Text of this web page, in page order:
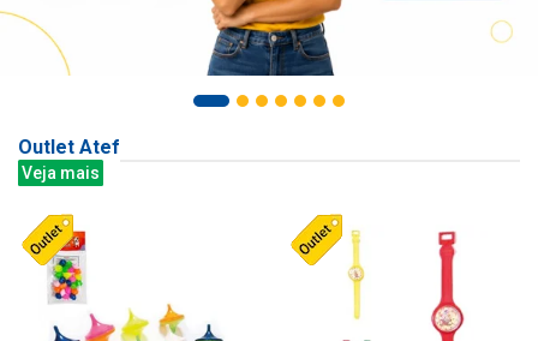
Outlet Atef
Veja mais